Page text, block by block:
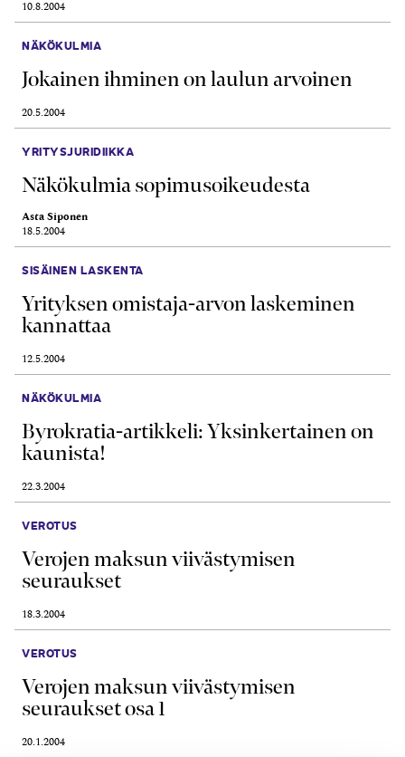
10.8.2004
NÄKÖKULMIA
Jokainen ihminen on laulun arvoinen
20.5.2004
YRITYSJURIDIIKKA
Näkökulmia sopimusoikeudesta
Asta Siponen
18.5.2004
SISÄINEN LASKENTA
Yrityksen omistaja-arvon laskeminen
kannattaa
12.5.2004
NÄKÖKULMIA
Byrokratia-artikkeli: Yksinkertainen on
kaunista!
22.3.2004
VEROTUS
Verojen maksun viivästymisen
seuraukset
18.3.2004
VEROTUS
Verojen maksun viivästymisen
seuraukset osa 1
20.1.2004